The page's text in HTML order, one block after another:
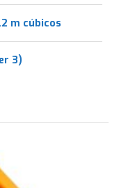
m cúbicos
3)